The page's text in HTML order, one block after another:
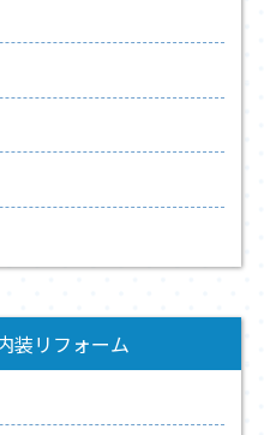
装リフォーム